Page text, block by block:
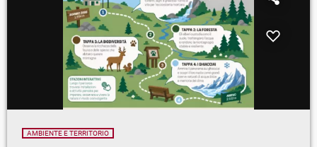
AMBIENTE E TERRITORIO